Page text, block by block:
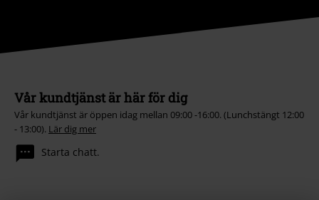
Vår kundtjänst är här för dig
Vår kundtjänst är öppen idag mellan 09:00 -16:00. (Lunchstängt 12:00
- 13:00). Lär dig mer
Starta chatt.